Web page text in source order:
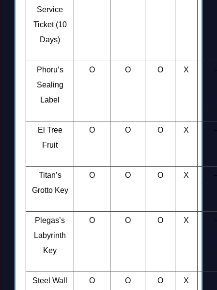
Service
Ticket (10
Days)
Phoru’s
Sealing
Label
O O O X
El Tree
Fruit
O O O X
Titan’s
Grotto Key
O O O X
Plegas’s
Labyrinth
Key
O O O X
Steel Wall
O O O X